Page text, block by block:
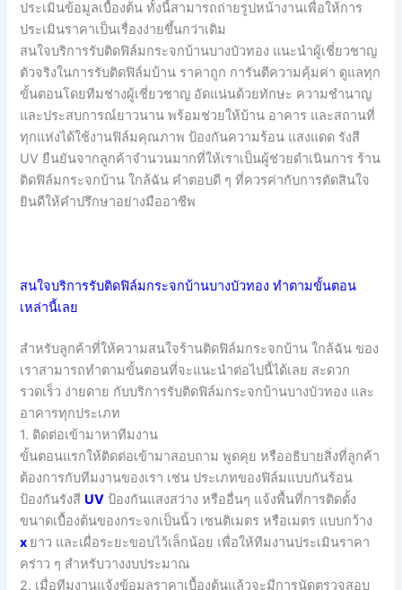
ประเมินข้อมูลเบื้องต้น ทั้งนี้สามารถถ่ายรูปหน้างานเพื่อให้การ
ประเมินราคาเป็นเรื่องง่ายขึ้นกว่าเดิม
สนใจบริการรับติดฟิล์มกระจกบ้านบางบัวทอง แนะนำผู้เชี่ยวชาญ
ตัวจริงในการรับติดฟิล์มบ้าน ราคาถูก การันตีความคุ้มค่า ดูแลทุก
ขั้นตอนโดยทีมช่างผู้เชี่ยวชาญ อัดแน่นด้วยทักษะ ความชำนาญ
และประสบการณ์ยาวนาน พร้อมช่วยให้บ้าน อาคาร และสถานที่
ทุกแห่งได้ใช้งานฟิล์มคุณภาพ ป้องกันความร้อน แสงแดด รังสี
UV ยืนยันจากลูกค้าจำนวนมากที่ให้เราเป็นผู้ช่วยดำเนินการ ร้าน
ติดฟิล์มกระจกบ้าน ใกล้ฉัน คำตอบดี ๆ ที่ควรค่ากับการตัดสินใจ
ยินดีให้คำปรึกษาอย่างมืออาชีพ
สนใจบริการรับติดฟิล์มกระจกบ้านบางบัวทอง ทำตามขั้นตอน
เหล่านี้เลย
สำหรับลูกค้าที่ให้ความสนใจร้านติดฟิล์มกระจกบ้าน ใกล้ฉัน ของ
เราสามารถทำตามขั้นตอนที่จะแนะนำต่อไปนี้ได้เลย สะดวก
รวดเร็ว ง่ายดาย กับบริการรับติดฟิล์มกระจกบ้านบางบัวทอง และ
อาคารทุกประเภท
1. ติดต่อเข้ามาหาทีมงาน
ขั้นตอนแรกให้ติดต่อเข้ามาสอบถาม พูดคุย หรืออธิบายสิ่งที่ลูกค้า
ต้องการกับทีมงานของเรา เช่น ประเภทของฟิล์มแบบกันร้อน
ป้องกันรังสี UV ป้องกันแสงสว่าง หรืออื่นๆ แจ้งพื้นที่การติดตั้ง
ขนาดเบื้องต้นของกระจกเป็นนิ้ว เซนติเมตร หรือเมตร แบบกว้าง
x ยาว และเผื่อระยะขอบไว้เล็กน้อย เพื่อให้ทีมงานประเมินราคา
คร่าว ๆ สำหรับวางงบประมาณ
2. เมื่อทีมงานแจ้งข้อมูลราคาเบื้องต้นแล้วจะมีการนัดตรวจสอบ